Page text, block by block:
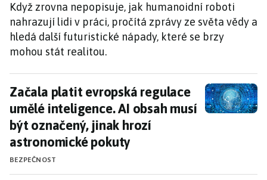
Když zrovna nepopisuje, jak humanoidní roboti
nahrazují lidi v práci, pročítá zprávy ze světa vědy a
hledá další futuristické nápady, které se brzy
mohou stát realitou.
Začala platit evropská regulace umělé
Začala platit evropská regulace
umělé inteligence. AI obsah musí
být označený, jinak hrozí
astronomické pokuty
BEZPEČNOST